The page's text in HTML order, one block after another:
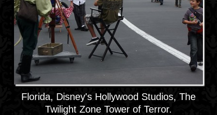
Florida, Disney's Hollywood Studios, The
Twilight Zone Tower of Terror.